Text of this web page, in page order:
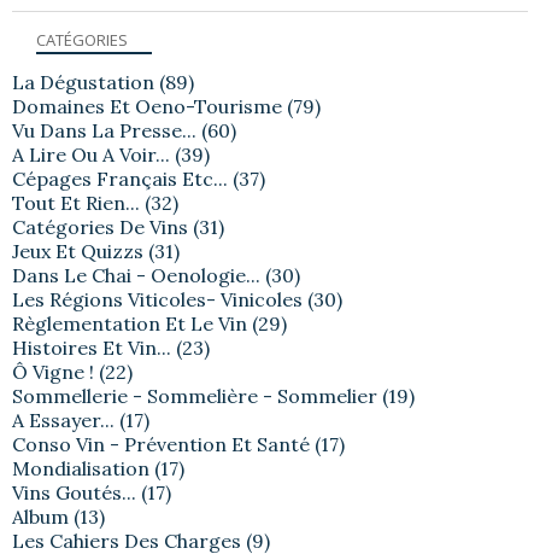
CATÉGORIES
La Dégustation (89)
Domaines Et Oeno-Tourisme (79)
Vu Dans La Presse... (60)
A Lire Ou A Voir... (39)
Cépages Français Etc... (37)
Tout Et Rien... (32)
Catégories De Vins (31)
Jeux Et Quizzs (31)
Dans Le Chai - Oenologie... (30)
Les Régions Viticoles- Vinicoles (30)
Règlementation Et Le Vin (29)
Histoires Et Vin... (23)
Ô Vigne ! (22)
Sommellerie - Sommelière - Sommelier (19)
A Essayer... (17)
Conso Vin - Prévention Et Santé (17)
Mondialisation (17)
Vins Goutés... (17)
Album (13)
Les Cahiers Des Charges (9)